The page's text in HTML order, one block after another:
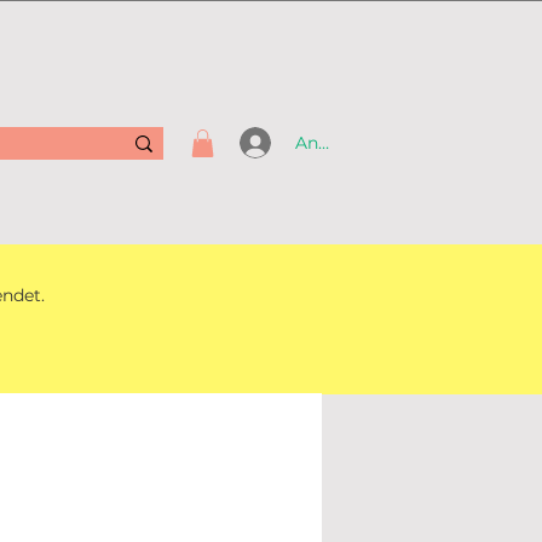
Anmelden